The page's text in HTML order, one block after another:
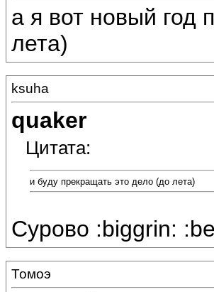
а я вот новый год
лета)
ksuha
quaker
Цитата:
и буду прекращать это дело (до лета)
Сурово :biggrin:
Томоэ